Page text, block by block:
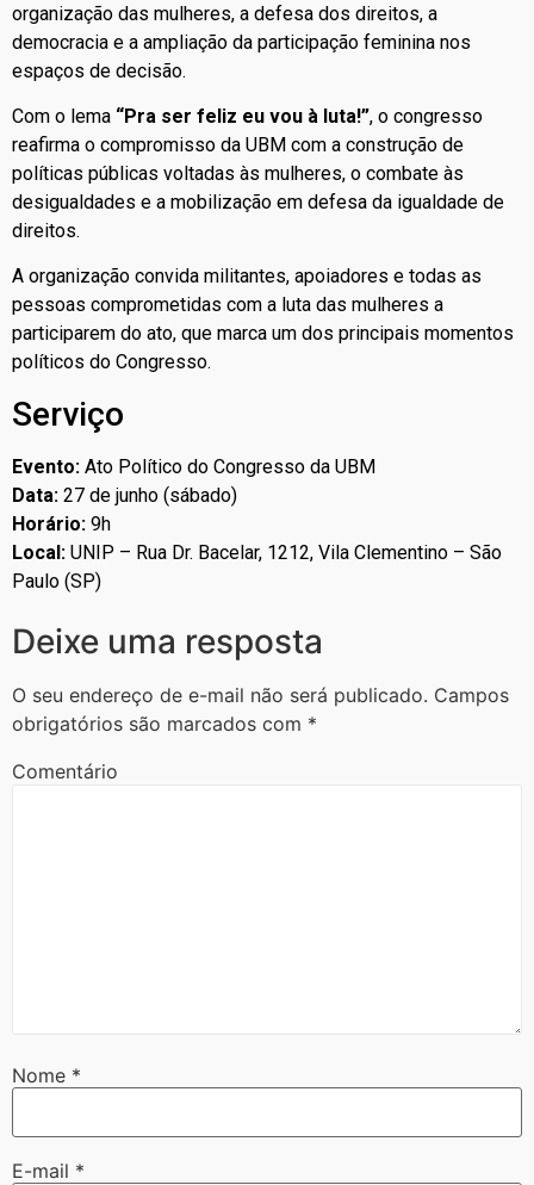
organização das mulheres, a defesa dos direitos, a
democracia e a ampliação da participação feminina nos
espaços de decisão.
Com o lema “Pra ser feliz eu vou à luta!”, o congresso
reafirma o compromisso da UBM com a construção de
políticas públicas voltadas às mulheres, o combate às
desigualdades e a mobilização em defesa da igualdade de
direitos.
A organização convida militantes, apoiadores e todas as
pessoas comprometidas com a luta das mulheres a
participarem do ato, que marca um dos principais momentos
políticos do Congresso.
Serviço
Evento: Ato Político do Congresso da UBM
Data: 27 de junho (sábado)
Horário: 9h
Local: UNIP – Rua Dr. Bacelar, 1212, Vila Clementino – São
Paulo (SP)
Deixe uma resposta
O seu endereço de e-mail não será publicado. Campos
obrigatórios são marcados com *
Comentário
Nome *
E-mail *